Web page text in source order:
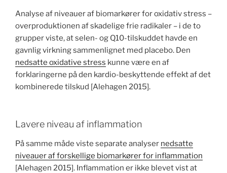
Analyse af niveauer af biomarkører for oxidativ stress –
overproduktionen af skadelige frie radikaler – i de to
grupper viste, at selen- og Q10-tilskuddet havde en
gavnlig virkning sammenlignet med placebo. Den
nedsatte oxidative stress kunne være en af
forklaringerne på den kardio-beskyttende effekt af det
kombinerede tilskud [Alehagen 2015].
Lavere niveau af inflammation
På samme måde viste separate analyser nedsatte
niveauer af forskellige biomarkører for inflammation
[Alehagen 2015]. Inflammation er ikke blevet vist at